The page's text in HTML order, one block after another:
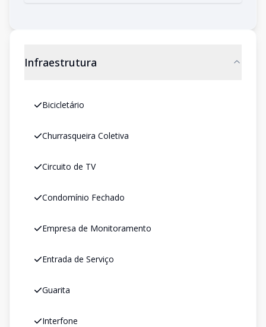
Infraestrutura
Bicicletário
Churrasqueira Coletiva
Circuito de TV
Condomínio Fechado
Empresa de Monitoramento
Entrada de Serviço
Guarita
Interfone